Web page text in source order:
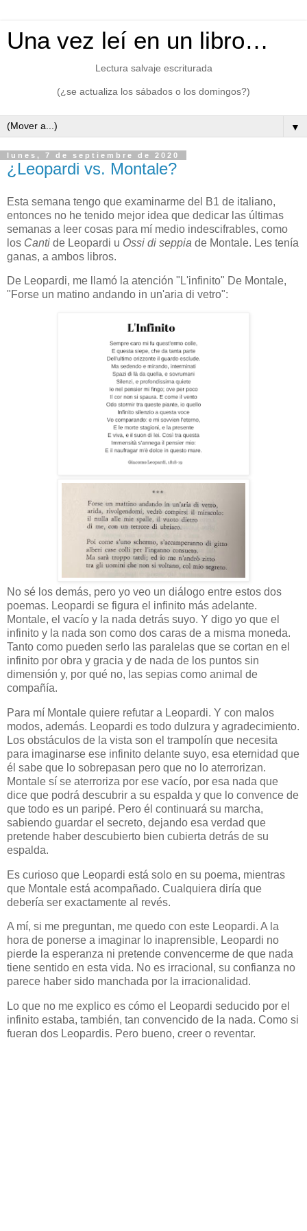
Una vez leí en un libro…
Lectura salvaje escriturada
(¿se actualiza los sábados o los domingos?)
▼
lunes, 7 de septiembre de 2020
¿Leopardi vs. Montale?
Esta semana tengo que examinarme del B1 de italiano,
entonces no he tenido mejor idea que dedicar las últimas
semanas a leer cosas para mí medio indescifrables, como
los Canti de Leopardi u Ossi di seppia de Montale. Les tenía
ganas, a ambos libros.
De Leopardi, me llamó la atención "L'infinito" De Montale,
"Forse un matino andando in un'aria di vetro":
No sé los demás, pero yo veo un diálogo entre estos dos
poemas. Leopardi se figura el infinito más adelante.
Montale, el vacío y la nada detrás suyo. Y digo yo que el
infinito y la nada son como dos caras de a misma moneda.
Tanto como pueden serlo las paralelas que se cortan en el
infinito por obra y gracia y de nada de los puntos sin
dimensión y, por qué no, las sepias como animal de
compañía.
Para mí Montale quiere refutar a Leopardi. Y con malos
modos, además. Leopardi es todo dulzura y agradecimiento.
Los obstáculos de la vista son el trampolín que necesita
para imaginarse ese infinito delante suyo, esa eternidad que
él sabe que lo sobrepasan pero que no lo aterrorizan.
Montale sí se aterroriza por ese vacío, por esa nada que
dice que podrá descubrir a su espalda y que lo convence de
que todo es un paripé. Pero él continuará su marcha,
sabiendo guardar el secreto, dejando esa verdad que
pretende haber descubierto bien cubierta detrás de su
espalda.
Es curioso que Leopardi está solo en su poema, mientras
que Montale está acompañado. Cualquiera diría que
debería ser exactamente al revés.
A mí, si me preguntan, me quedo con este Leopardi. A la
hora de ponerse a imaginar lo inaprensible, Leopardi no
pierde la esperanza ni pretende convencerme de que nada
tiene sentido en esta vida. No es irracional, su confianza no
parece haber sido manchada por la irracionalidad.
Lo que no me explico es cómo el Leopardi seducido por el
infinito estaba, también, tan convencido de la nada. Como si
fueran dos Leopardis. Pero bueno, creer o reventar.